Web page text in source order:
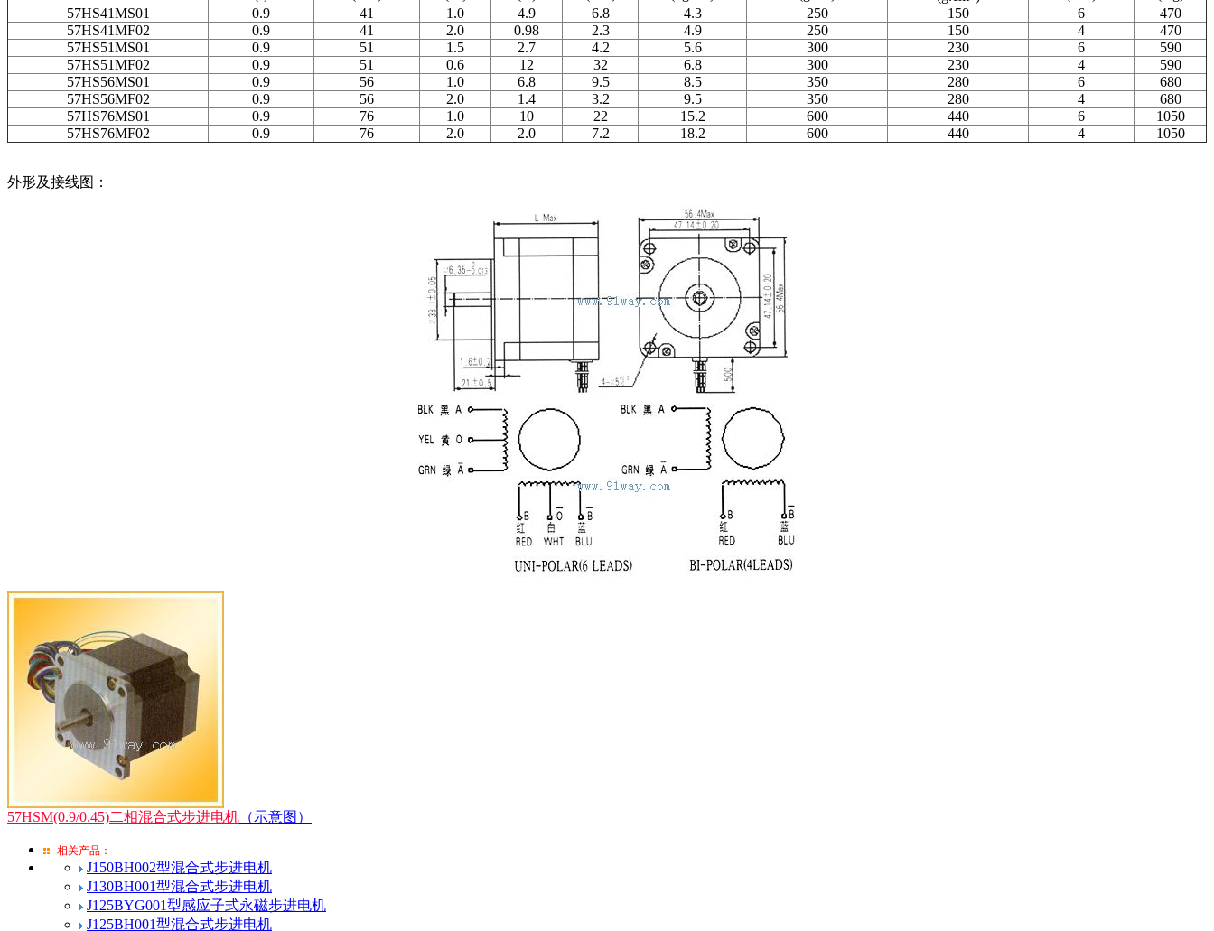
57HS41MS01
0.9 41 1.0 4.9 6.8 4.3 250 150 6
470
57HS41MF02
0.9 41 2.0 0.98 2.3 4.9 250 150 4
470
57HS51MS01
0.9 51 1.5 2.7 4.2 5.6 300 230 6
590
57HS51MF02
0.9 51 0.6 12 32 6.8 300 230 4
590
57HS56MS01
0.9 56 1.0 6.8 9.5 8.5 350 280 6
680
57HS56MF02
0.9 56 2.0 1.4 3.2 9.5 350 280 4
680
57HS76MS01
0.9 76 1.0 10 22 15.2 600 440 6
1050
57HS76MF02
0.9 76 2.0 2.0 7.2 18.2 600 440 4 1050
外形及接线图：
57HSM(0.9/0.45)二相混合式步进电机 （示意图）
相关产品：
J150BH002型混合式步进电机
J130BH001型混合式步进电机
J125BYG001型感应子式永磁步进电机
J125BH001型混合式步进电机